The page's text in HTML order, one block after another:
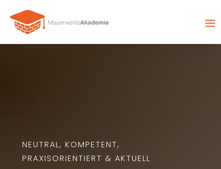
NEUTRAL, KOMPETENT,
PRAXISORIENTIERT & AKTUELL